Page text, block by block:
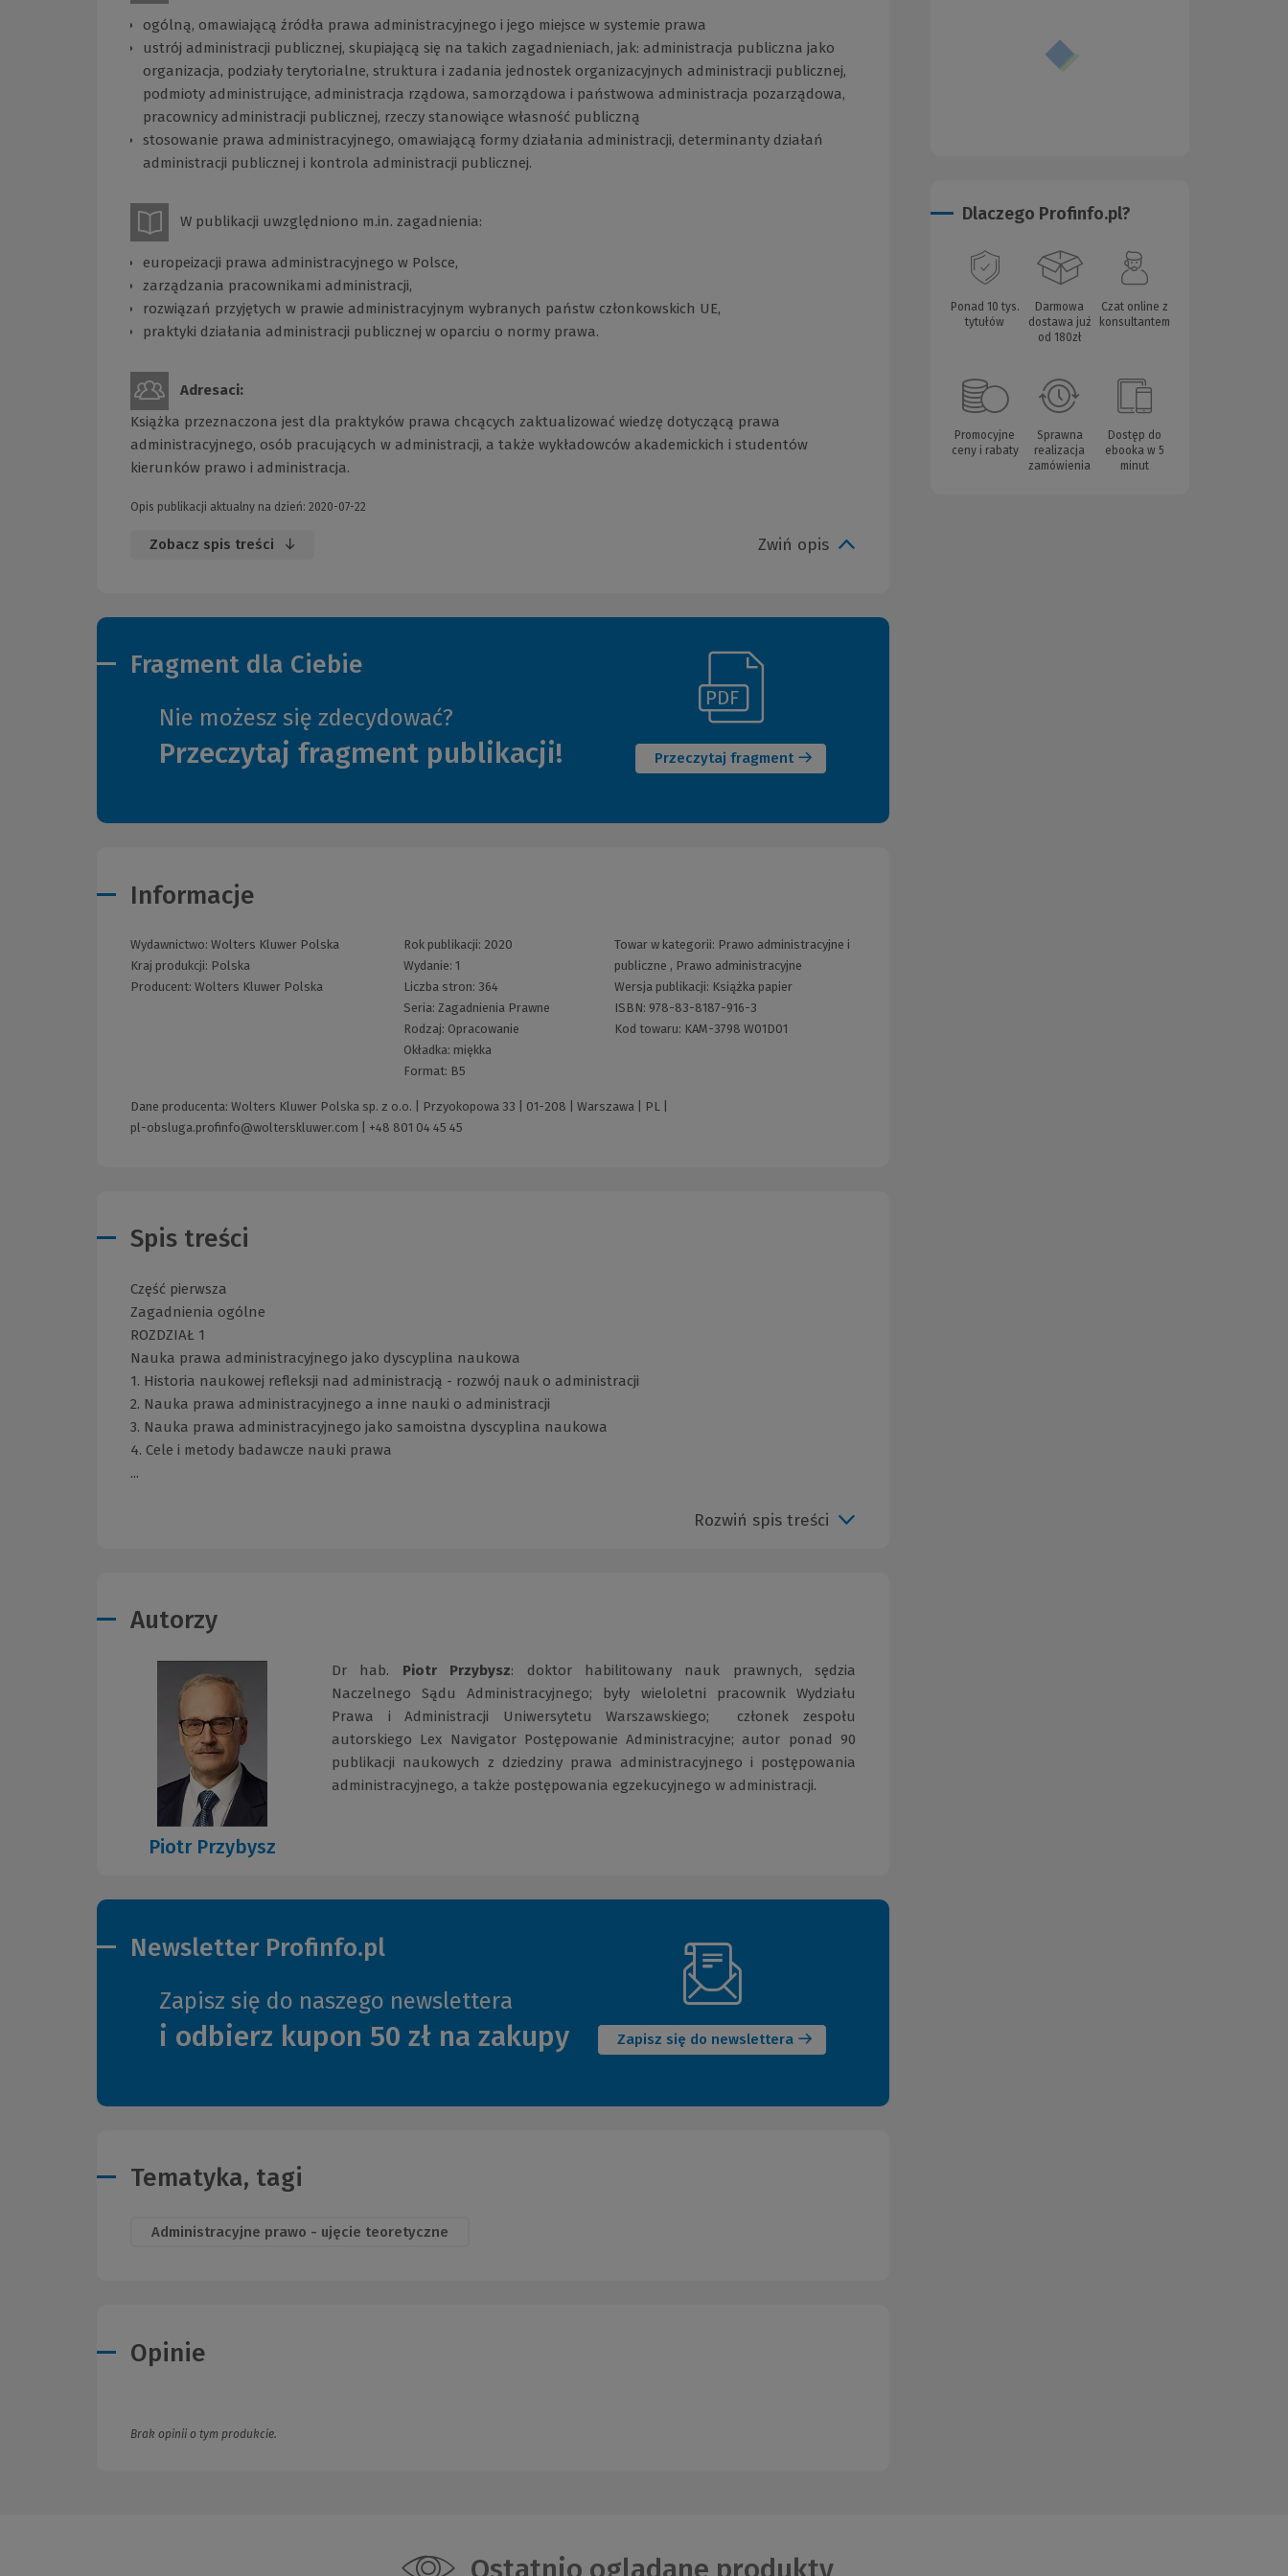
ogólną, omawiającą źródła prawa administracyjnego i jego miejsce w systemie prawa
ustrój administracji publicznej, skupiającą się na takich zagadnieniach, jak: administracja publiczna jako
organizacja, podziały terytorialne, struktura i zadania jednostek organizacyjnych administracji publicznej,
podmioty administrujące, administracja rządowa, samorządowa i państwowa administracja pozarządowa,
pracownicy administracji publicznej, rzeczy stanowiące własność publiczną
stosowanie prawa administracyjnego, omawiającą formy działania administracji, determinanty działań
administracji publicznej i kontrola administracji publicznej.
W publikacji uwzględniono m.in. zagadnienia:
europeizacji prawa administracyjnego w Polsce,
zarządzania pracownikami administracji,
rozwiązań przyjętych w prawie administracyjnym wybranych państw członkowskich UE,
praktyki działania administracji publicznej w oparciu o normy prawa.
Adresaci:
Książka przeznaczona jest dla praktyków prawa chcących zaktualizować wiedzę dotyczącą prawa
administracyjnego, osób pracujących w administracji, a także wykładowców akademickich i studentów
kierunków prawo i administracja.
Opis publikacji aktualny na dzień: 2020-07-22
Zobacz spis treści Zwiń opis
Fragment dla Ciebie
Nie możesz się zdecydować?
Przeczytaj fragment publikacji! Przeczytaj fragment
(Nowe
okno)
(Link
do
innej
strony)
Informacje
Wydawnictwo: Wolters Kluwer Polska
Kraj produkcji: Polska
Producent: Wolters Kluwer Polska
Rok publikacji: 2020
Wydanie: 1
Liczba stron: 364
Seria: Zagadnienia Prawne
Rodzaj: Opracowanie
Okładka: miękka
Format: B5
Towar w kategorii: Prawo administracyjne i
publiczne , Prawo administracyjne
Wersja publikacji: Książka papier
ISBN: 978-83-8187-916-3
Kod towaru: KAM-3798 W01D01
Dane producenta: Wolters Kluwer Polska sp. z o.o. | Przyokopowa 33 | 01-208 | Warszawa | PL |
pl-obsluga.profinfo@wolterskluwer.com
+48 801 04 45 45
Spis treści
Część pierwsza
Zagadnienia ogólne
ROZDZIAŁ 1
Nauka prawa administracyjnego jako dyscyplina naukowa
1. Historia naukowej refleksji nad administracją - rozwój nauk o administracji
2. Nauka prawa administracyjnego a inne nauki o administracji
3. Nauka prawa administracyjnego jako samoistna dyscyplina naukowa
4. Cele i metody badawcze nauki prawa
...
Rozwiń spis treści
Autorzy
Piotr Przybysz
Dr hab. Piotr Przybysz: doktor habilitowany nauk prawnych, sędzia
Naczelnego Sądu Administracyjnego; były wieloletni pracownik Wydziału
Prawa i Administracji Uniwersytetu Warszawskiego; członek zespołu
autorskiego Lex Navigator Postępowanie Administracyjne; autor ponad 90
publikacji naukowych z dziedziny prawa administracyjnego i postępowania
administracyjnego, a także postępowania egzekucyjnego w administracji.
Newsletter Profinfo.pl
Zapisz się do naszego newslettera
i odbierz kupon 50 zł na zakupy Zapisz się do newslettera
okno)
Tematyka, tagi
Administracyjne prawo - ujęcie teoretyczne
Opinie
Brak opinii o tym produkcie.
Dlaczego Profinfo.pl?
Ponad 10 tys.
tytułów
Darmowa
dostawa już
od 180zł
Czat online z
konsultantem
Promocyjne
ceny i rabaty
Sprawna
realizacja
zamówienia
Dostęp do
ebooka w 5
minut
Ostatnio oglądane produkty